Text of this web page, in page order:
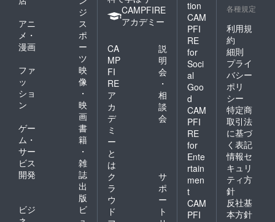
ジ
アニ
メ・
漫画
ス
ポ
ー
ツ
ファ
ッ
ショ
ン
映
像
・
映
画
ゲー
ム・
サー
ビス
開発
書
籍
・
雑
誌
出
版
ビジ
ビ
CAMPFIRE
アカデミー
CA
MP
FI
RE
ア
カ
デ
ミ
ー
と
は
説
明
会
・
相
談
会
ク
ラ
ウ
ド
サ
ポ
ー
ト
tion
CAM
PFI
RE
for
Soci
al
Goo
d
CAM
PFI
RE
for
Ente
rtain
men
t
CAM
PFI
各種規定
利用規
約
細則
プライ
バシー
ポリ
シー
特定商
取引法
に基づ
く表記
情報セ
キュリ
ティ方
針
反社基
本方針